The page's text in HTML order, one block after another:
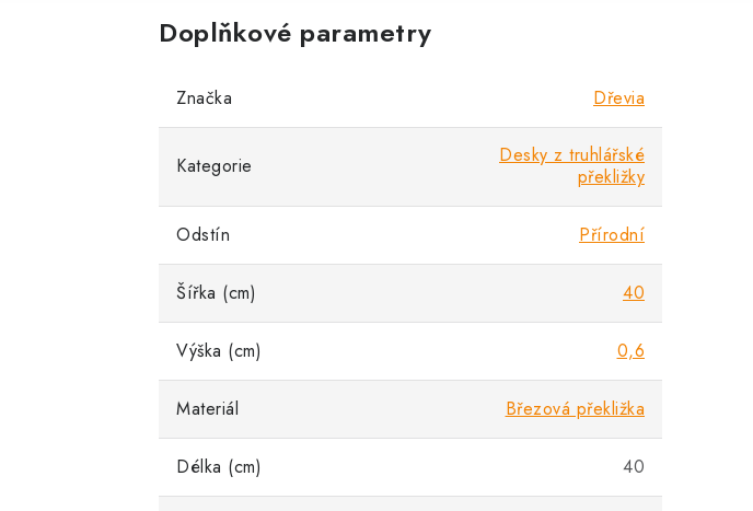
Doplňkové parametry
Značka Dřevia
Kategorie
Desky z truhlářské
překližky
Odstín Přírodní
Šířka (cm) 40
Výška (cm) 0,6
Materiál Březová překližka
Délka (cm) 40